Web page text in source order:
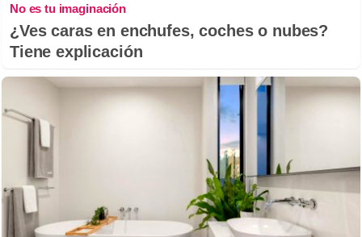
No es tu imaginación
¿Ves caras en enchufes, coches o nubes?
Tiene explicación